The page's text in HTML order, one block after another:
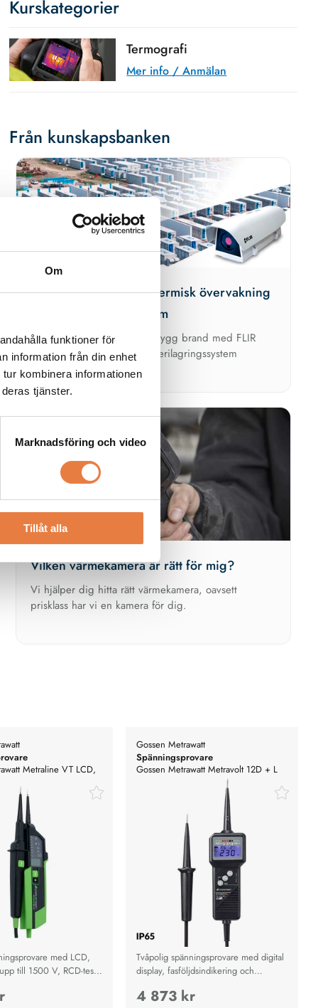
Om
funktioner för
information från din enhet
kombinera informationen
tjänster.
Marknadsföring och video
Tillåt alla
Kurskategorier
Termografi
Mer info / Anmälan
Från kunskapsbanken
Förebygg brand med termisk övervakning
av batterilagringssystem
Säkerställ säkerhet och förebygg brand med FLIR
termisk övervakning för batterilagringssystem
Vilken värmekamera är rätt för mig?
Vi hjälper dig hitta rätt värmekamera, oavsett
prisklass har vi en kamera för dig.
Metraline VT LCD,
med LCD,
till 1500 V, RCD-test,
Gossen Metrawatt
Spänningsprovare
Gossen Metrawatt Metravolt 12D + L
Tvåpolig spänningsprovare med digital
display, fasföljdsindikering och
4 873 kr